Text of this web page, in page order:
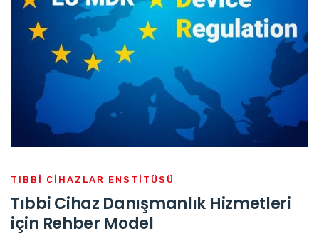
TIBBI CIHAZLAR ENSTITÜSÜ
Tıbbi Cihaz Danışmanlık Hizmetleri
için Rehber Model